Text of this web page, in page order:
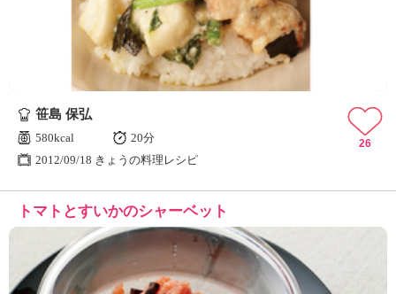
笹島 保弘
580kcal
20分
2012/09/18 きょうの料理レシピ
26
トマトとすいかのシャーベット